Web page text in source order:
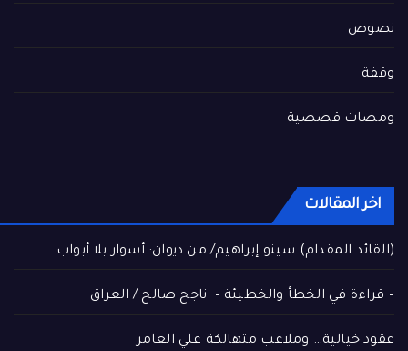
نصوص
وقفة
ومضات قصصية
اخر المقالات
(القائد المقدام) سينو إبراهيم/ من ديوان: أسوار بلا أبواب
– قراءة في الخطأ والخطيئة – ناجح صالح / العراق
عقود خيالية… وملاعب متهالكة علي العامر